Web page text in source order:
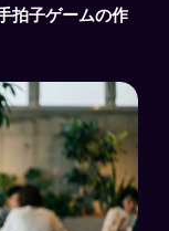
拍子ゲームの作